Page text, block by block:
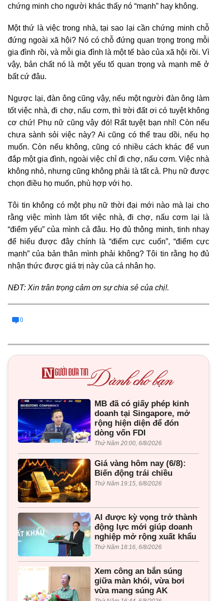
chứng minh cho người khác thấy nó “mạnh” hay không.
Một thứ là việc trong nhà, tại sao lại cần chứng minh chỗ
đứng ngoài xã hội? Nó có chỗ đứng quan trọng trong mỗi
gia đình rồi, và mỗi gia đình là một tế bào của xã hội rồi. Vì
vậy, bản chất nó là một yếu tố quan trọng và mạnh mẽ ở
bất cứ đâu.
Ngược lại, đàn ông cũng vậy, nếu một người đàn ông làm
tốt việc nhà, đi chợ, nấu cơm, thì trời đất ơi có tuyệt không
cơ chứ! Phụ nữ cũng vậy đó! Rất tuyệt bạn nhỉ! Còn nếu
chưa sành sỏi việc này? Ai cũng có thể trau dồi, nếu họ
muốn. Còn nếu không, cũng có nhiều cách khác để vun
đắp một gia đình, ngoài việc chỉ đi chợ, nấu cơm. Việc nhà
không nhỏ, nhưng cũng không phải là tất cả. Phụ nữ được
chọn điều họ muốn, phù hợp với họ.
Tôi tin không có một phụ nữ thời đại mới nào mà lại cho
rằng việc mình làm tốt việc nhà, đi chợ, nấu cơm lại là
“điểm yếu” của mình cả đâu. Họ đủ thông minh, tinh nhạy
để hiểu được đây chính là “điểm cực cuốn”, “điểm cực
mạnh” của bản thân mình phải không? Tôi tin rằng họ đủ
nhận thức được giá trị này của cá nhân họ.
NĐT: Xin trân trọng cảm ơn sự chia sẻ của chị!.
0
MB đã có giấy phép kinh
doanh tại Singapore, mở
rộng hiện diện để đón
dòng vốn FDI
Thứ Năm 20:00, 6/8/2026
Giá vàng hôm nay (6/8):
Biến động trái chiều
Thứ Năm 19:15, 6/8/2026
AI được kỳ vọng trở thành
động lực mới giúp doanh
nghiệp mở rộng xuất khẩu
Thứ Năm 18:16, 6/8/2026
Xem công an bắn súng
giữa màn khói, vừa bơi
vừa mang súng AK